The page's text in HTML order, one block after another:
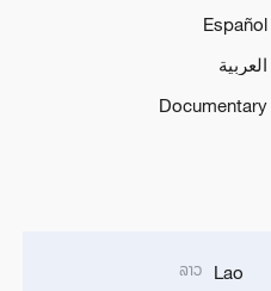
Español
العربية
Documentary
Lao
ລາວ